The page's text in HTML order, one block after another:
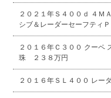
２０２１年Ｓ４００ｄ ４Ｍ
シブ＆レーダーセーフテ
２０１６年Ｃ３００ クー
珠 ２３８万円
２０１６年ＳＬ４００ レ